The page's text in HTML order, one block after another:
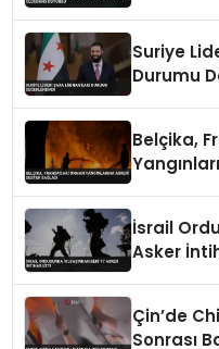
Suriye
Durumu
Belçika,
İsrail
Asker
Çin’de
Sonrası